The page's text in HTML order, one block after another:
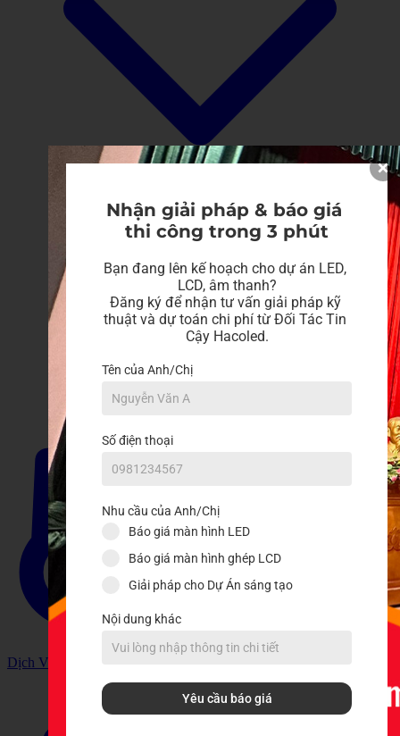
Dịch Vụ
Nhận giải pháp & báo giá
thi công trong 3 phút
Bạn đang lên kế hoạch cho dự án LED,
LCD, âm thanh?
Đăng ký để nhận tư vấn giải pháp kỹ
thuật và dự toán chi phí từ Đối Tác Tin
Cậy Hacoled.
Tên của Anh/Chị
Số điện thoại
Nhu cầu của Anh/Chị
Báo giá màn hình LED
Báo giá màn hình ghép LCD
Giải pháp cho Dự Án sáng tạo
Nội dung khác
Yêu cầu báo giá